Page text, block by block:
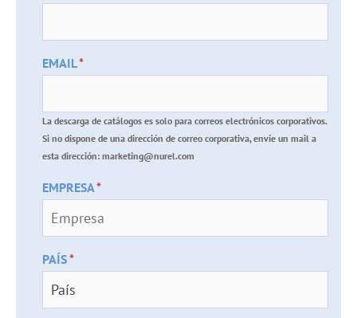
EMAIL*
La descarga de catálogos es solo para correos electrónicos corporativos.
Si no dispone de una dirección de correo corporativa, envíe un mail a
esta dirección: marketing@nurel.com
EMPRESA*
PAÍS*